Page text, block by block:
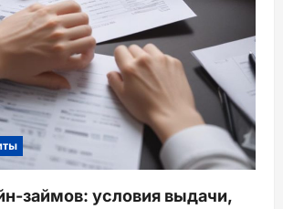
займов: условия выдачи,